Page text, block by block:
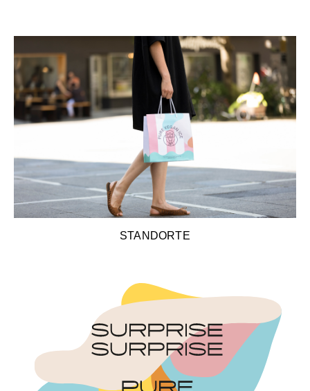
STANDORTE
STANDORTE